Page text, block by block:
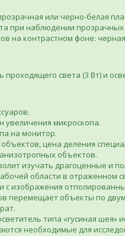
или черно-белая
при наблюдении
на контрастном фоне:
света (3 Вт) и
увеличения микроскопа.
на монитор.
цена деления
объектов.
изучать драгоценные и
области в отраженном
с изображения
перемещает объекты по
типа «гусиная шея»
необходимые для